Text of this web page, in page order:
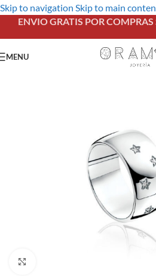
Skip to navigation Skip to main
ENVIO GRATIS POR
MENU